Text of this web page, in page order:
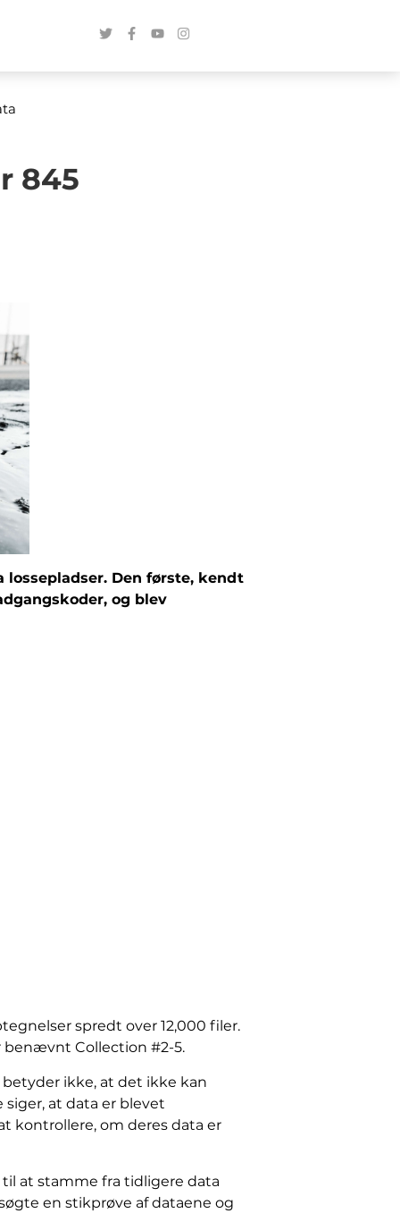
845
Den første, kendt
og blev
spredt over 12,000 filer.
benævnt Collection #2-5.
ikke, at det ikke kan
at data er blevet
kontrollere, om deres data er
at stamme fra tidligere data
en stikprøve af dataene og